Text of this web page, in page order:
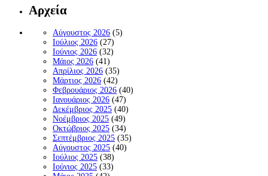
Αρχεία
Αύγουστος 2026 (5)
Ιούλιος 2026 (27)
Ιούνιος 2026 (32)
Μάιος 2026 (41)
Απρίλιος 2026 (35)
Μάρτιος 2026 (42)
Φεβρουάριος 2026 (40)
Ιανουάριος 2026 (47)
Δεκέμβριος 2025 (40)
Νοέμβριος 2025 (49)
Οκτώβριος 2025 (34)
Σεπτέμβριος 2025 (35)
Αύγουστος 2025 (40)
Ιούλιος 2025 (38)
Ιούνιος 2025 (33)